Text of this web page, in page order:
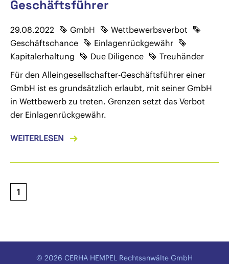
Geschäftsführer
29.08.2022 GmbH
Wettbewerbsverbot
Geschäftschance
Einlagenrückgewähr
Kapitalerhaltung
Due Diligence
Treuhänder
Für den Alleingesellschafter-Geschäftsführer einer
GmbH ist es grundsätzlich erlaubt, mit seiner GmbH
in Wettbewerb zu treten. Grenzen setzt das Verbot
der Einlagenrückgewähr.
WEITERLESEN
1
© 2026 CERHA HEMPEL Rechtsanwälte GmbH